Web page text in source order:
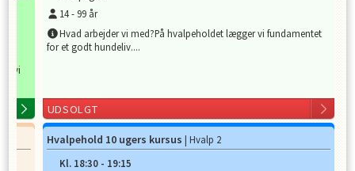
vi
14- 99 år
Hvad arbejder vi med?På hvalpeholdet lægger vi fundamentet
for et godt hundeliv....
UDSOLGT
Hvalpehold 10 ugers kursus | Hvalp 2
Kl. 18:30 - 19:15